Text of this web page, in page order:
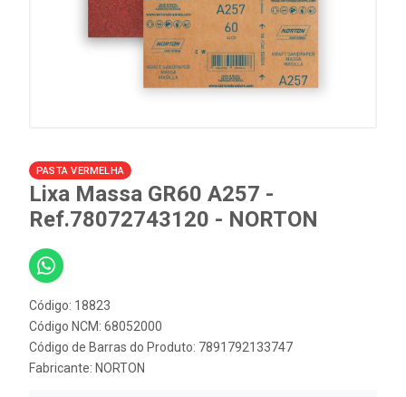
PASTA VERMELHA
Lixa Massa GR60 A257 -
Ref.78072743120 - NORTON
Código: 18823
Código NCM: 68052000
Código de Barras do Produto: 7891792133747
Fabricante: NORTON